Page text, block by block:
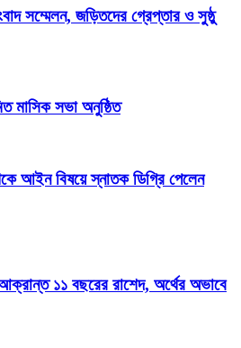
সম্মেলন, জড়িতদের গ্রেপ্তার ও সুষ্ঠু
মাসিক সভা অনুষ্ঠিত
আইন বিষয়ে স্নাতক ডিগ্রি পেলেন
১১ বছরের রাশেদ, অর্থের অভাবে